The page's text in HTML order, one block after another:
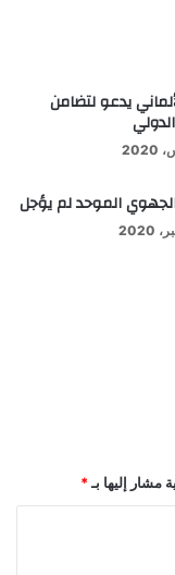
يدعو لتضامن
الموحد لم يؤجل
مشار إليها بـ*